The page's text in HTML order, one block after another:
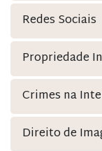
Redes Sociais
Propriedade
Crimes na
Direito de